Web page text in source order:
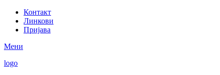
Skip
main
Secondary
Menu
Контакт
Линкови
Пријава
Мени
logo